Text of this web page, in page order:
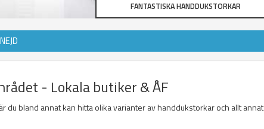
FANTASTISKA HANDDUKSTORKAR
- Lokala butiker & ÅF
bland annat kan hitta olika varianter av handdukstorkar och allt annat